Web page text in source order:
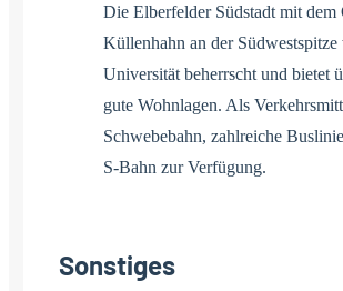
Die Elberfelder Südstadt mit dem
Küllenhahn an der
Universität beherrscht und bietet
gute Wohnlagen. Als
Schwebebahn, zahlreiche
S-Bahn zur Verfügung.
Sonstiges